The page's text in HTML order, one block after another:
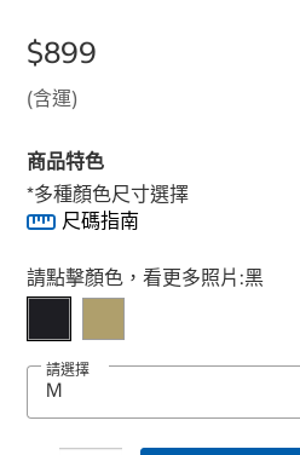
$899
(含運)
商品特色
*多種顏色尺寸選擇
尺碼指南
Select product
請點擊顏色，看更多照片:黑
請選擇